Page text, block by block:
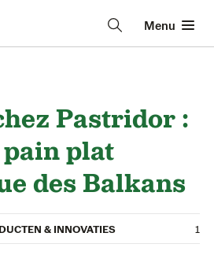
Menu
Pastridor :
plat
des Balkans
& INNOVATIES 1